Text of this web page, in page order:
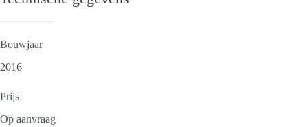
Bouwjaar
2016
Prijs
Op aanvraag